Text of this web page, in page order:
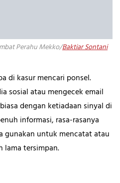
Perahu Mekko/Baktiar Sontani
di kasur mencari ponsel.
sosial atau mengecek email
dengan ketiadaan sinyal di
informasi, rasa-rasanya
gunakan untuk mencatat atau
lama tersimpan.